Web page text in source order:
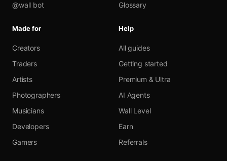
@wall bot
Glossary
Made for
Creators
Traders
Artists
Photographers
Musicians
Developers
Gamers
Help
All guides
Getting started
Premium & Ultra
AI Agents
Wall Level
Earn
Referrals